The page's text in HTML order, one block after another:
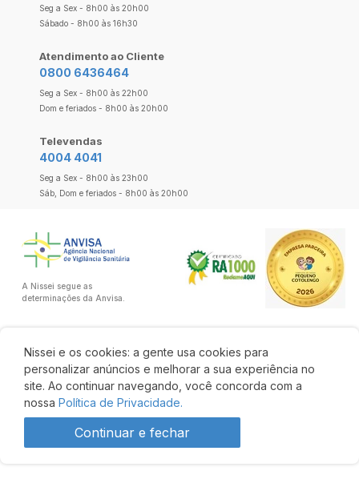
R$ 112,57
Nissei e os cookies: a gente usa cookies para
personalizar anúncios e melhorar a sua experiência no
site. Ao continuar navegando, você concorda com a
nossa Política de Privacidade.
Continuar e fechar
Seg a Sex - 8h00 às 20h00
Sábado - 8h00 às 16h30
Atendimento ao Cliente
0800 6436464
Seg a Sex - 8h00 às 22h00
Dom e feriados - 8h00 às 20h00
Televendas
4004 4041
Seg a Sex - 8h00 às 23h00
Sáb, Dom e feriados - 8h00 às 20h00
A Nissei segue as
determinações da Anvisa.